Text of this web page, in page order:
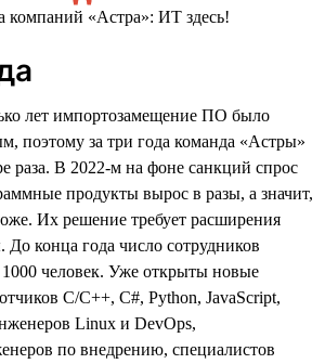
лет импортозамещение ПО было
поэтому за три года команда «Астры»
раза. В 2022-м на фоне санкций спрос
продукты вырос в разы, а значит,
Их решение требует расширения
конца года число сотрудников
человек. Уже открыты новые
С/С++, C#, Python, JavaScript,
Linux и DevOps,
по внедрению, специалистов